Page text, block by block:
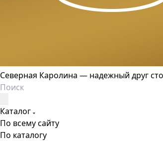
Северная Каролина — надежный друг
Каталог
По всему сайту
По каталогу